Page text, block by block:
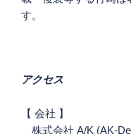
す。
アクセス
【 会社 】
株式会社 A/K (AK-